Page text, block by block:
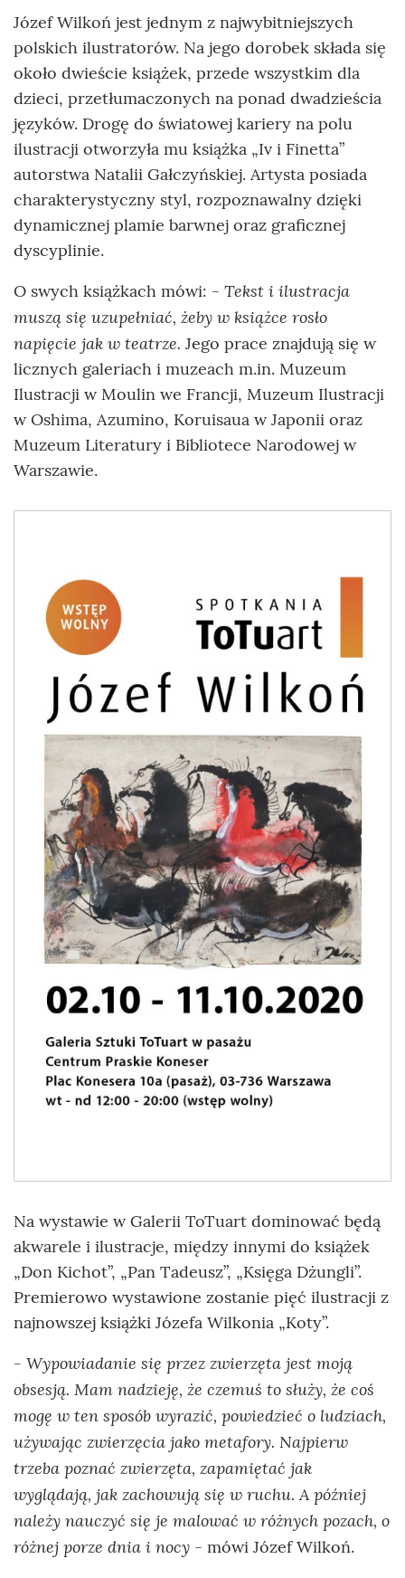
Józef Wilkoń jest jednym z najwybitniejszych
polskich ilustratorów. Na jego dorobek składa się
około dwieście książek, przede wszystkim dla
dzieci, przetłumaczonych na ponad dwadzieścia
języków. Drogę do światowej kariery na polu
ilustracji otworzyła mu książka „Iv i Finetta”
autorstwa Natalii Gałczyńskiej. Artysta posiada
charakterystyczny styl, rozpoznawalny dzięki
dynamicznej plamie barwnej oraz graficznej
dyscyplinie.
O swych książkach mówi: - Tekst i ilustracja
muszą się uzupełniać, żeby w książce rosło
napięcie jak w teatrze. Jego prace znajdują się w
licznych galeriach i muzeach m.in. Muzeum
Ilustracji w Moulin we Francji, Muzeum Ilustracji
w Oshima, Azumino, Koruisaua w Japonii oraz
Muzeum Literatury i Bibliotece Narodowej w
Warszawie.
Na wystawie w Galerii ToTuart dominować będą
akwarele i ilustracje, między innymi do książek
„Don Kichot”, „Pan Tadeusz”, „Księga Dżungli”.
Premierowo wystawione zostanie pięć ilustracji z
najnowszej książki Józefa Wilkonia „Koty”.
- Wypowiadanie się przez zwierzęta jest moją
obsesją. Mam nadzieję, że czemuś to służy, że coś
mogę w ten sposób wyrazić, powiedzieć o ludziach,
używając zwierzęcia jako metafory. Najpierw
trzeba poznać zwierzęta, zapamiętać jak
wyglądają, jak zachowują się w ruchu. A później
należy nauczyć się je malować w różnych pozach, o
różnej porze dnia i nocy - mówi Józef Wilkoń.